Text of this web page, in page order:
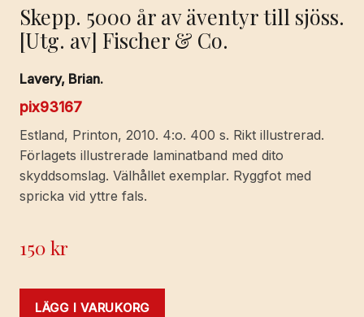
Skepp. 5000 år av äventyr till sjöss.
[Utg. av] Fischer & Co.
Lavery, Brian.
pix93167
Estland, Printon, 2010. 4:o. 400 s. Rikt illustrerad.
Förlagets illustrerade laminatband med dito
skyddsomslag. Välhållet exemplar. Ryggfot med
spricka vid yttre fals.
150kr
LÄGG I VARUKORG